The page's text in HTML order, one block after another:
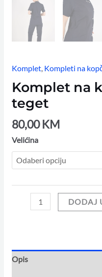
Komplet, Kompleti na
Komplet na
teget
80,00KM
Velićina
DODAJ
Opis